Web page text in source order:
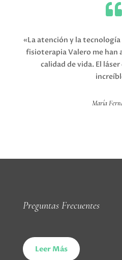

«La atención y la
fisioterapia Valero me han
calidad de vida. El
María
Preguntas Frecuentes
Leer Más